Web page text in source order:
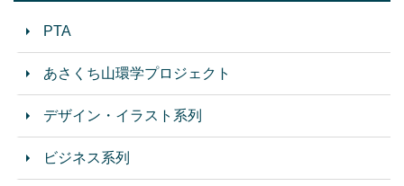
PTA
あさくち山環学プロジェクト
デザイン・イラスト系列
ビジネス系列